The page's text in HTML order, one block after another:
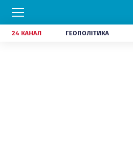
24 КАНАЛ ГЕОПОЛІТИКА